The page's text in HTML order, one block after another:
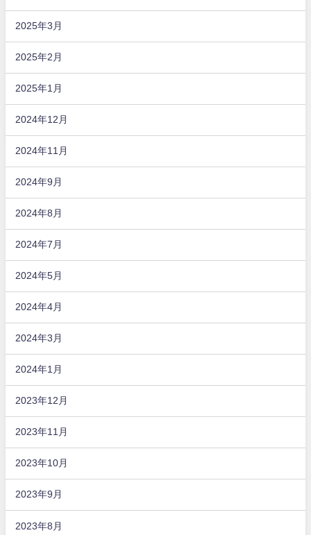
2025年3月
2025年2月
2025年1月
2024年12月
2024年11月
2024年9月
2024年8月
2024年7月
2024年5月
2024年4月
2024年3月
2024年1月
2023年12月
2023年11月
2023年10月
2023年9月
2023年8月